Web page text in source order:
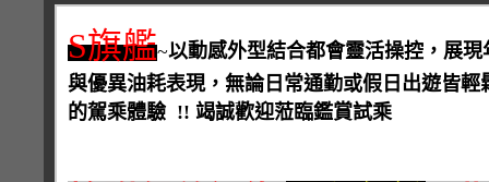
S旗艦~以動感外型結合都會靈活操控，展
與優異油耗表現，無論日常通勤或假日出遊皆
的駕乘體驗 !! 竭誠歡迎蒞臨鑑賞試乘